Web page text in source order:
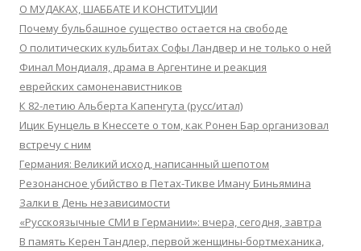
О МУДАКАХ, ШАББАТЕ И КОНСТИТУЦИИ
Почему бульбашное существо остается на свободе
О политических кульбитах Софы Ландвер и не только о ней
Финал Мондиаля, драма в Аргентине и реакция
еврейских самоненавистников
К 82-летию Альберта Капенгута (русс/итал)
Ицик Бунцель в Кнессете о том, как Ронен Бар организовал
встречу с ним
Германия: Великий исход, написанный шепотом
Резонансное убийство в Петах-Тикве Иману Биньямина
Залки в День независимости
«Русскоязычные СМИ в Германии»: вчера, сегодня, завтра
В память Керен Тандлер, первой женщины-бортмеханика,